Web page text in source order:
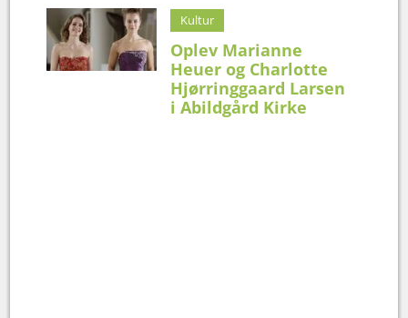
Kultur
Oplev Marianne
Heuer og Charlotte
Hjørringgaard Larsen
i Abildgård Kirke